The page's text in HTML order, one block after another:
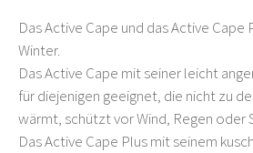
Das Active Cape und das Active Cape
Winter.
Das Active Cape mit seiner leicht
für diejenigen geeignet, die nicht zu
wärmt, schützt vor Wind, Regen oder
Das Active Cape Plus mit seinem